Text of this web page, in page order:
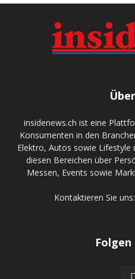
insidenews.ch ist eine
Konsumenten in den
Elektro, Autos sowie Lifestyle
diesen Bereichen über
Messen, Events sowie
Kontaktieren Sie uns:
Folgen